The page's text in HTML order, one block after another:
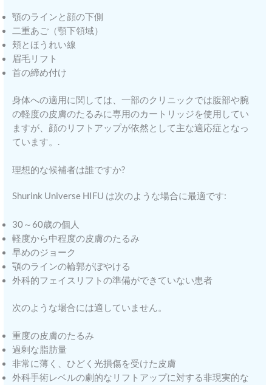
顎のラインと顔の下側
二重あご（顎下領域）
頬とほうれい線
眉毛リフト
首の締め付け
身体への適用に関しては、一部のクリニックでは腹部や腕
の軽度の皮膚のたるみに専用のカートリッジを使用してい
ますが、顔のリフトアップが依然として主な適応症となっ
ています。.
理想的な候補者は誰ですか?
Shurink Universe HIFU は次のような場合に最適です:
30～60歳の個人
軽度から中程度の皮膚のたるみ
早めのジョーク
顎のラインの輪郭がぼやける
外科的フェイスリフトの準備ができていない患者
次のような場合には適していません。
重度の皮膚のたるみ
過剰な脂肪量
非常に薄く、ひどく光損傷を受けた皮膚
外科手術レベルの劇的なリフトアップに対する非現実的な